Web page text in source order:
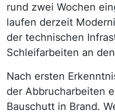
rund zwei Wochen
laufen derzeit
der technischen
Schleifarbeiten an
Nach ersten
der Abbrucharbeiten
Bauschutt in Brand.